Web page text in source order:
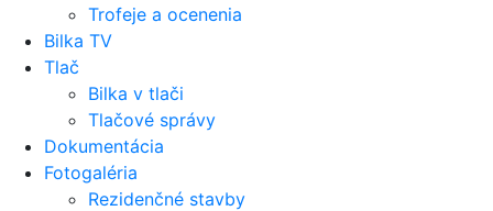
Trofeje a ocenenia
Bilka TV
Tlač
Bilka v tlači
Tlačové správy
Dokumentácia
Fotogaléria
Rezidenčné stavby